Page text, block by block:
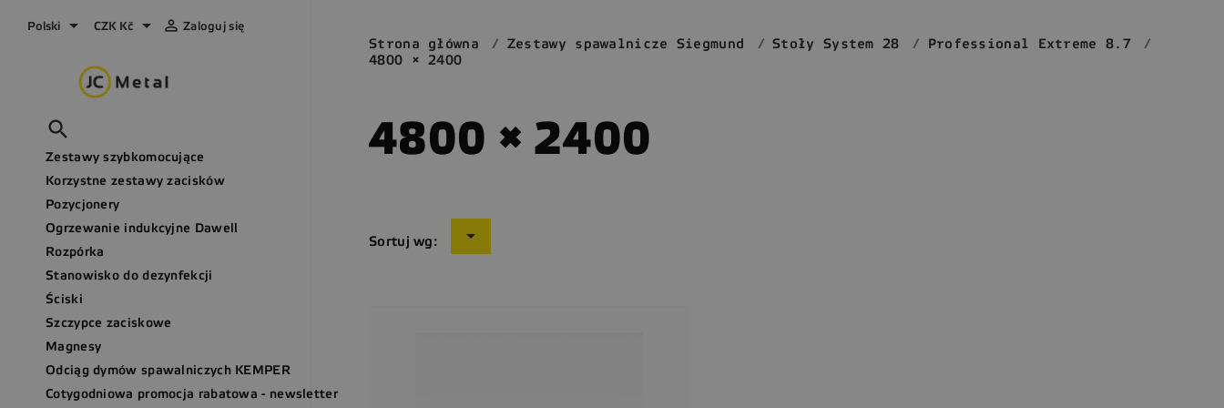
Polski  CZK Kč   Zaloguj się

Zestawy szybkomocujące
Korzystne zestawy zacisków
Pozycjonery
Ogrzewanie indukcyjne Dawell
Rozpórka
Stanowisko do dezynfekcji
Ściski
Szczypce zaciskowe
Magnesy
Odciąg dymów spawalniczych KEMPER
Cotygodniowa promocja rabatowa - newsletter
Strona główna Zestawy spawalnicze Siegmund Stoły System 28
Professional Extreme 8.7
4800 × 2400
4800 × 2400
Sortuj wg: 